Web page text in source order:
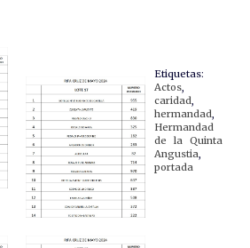
Etiquetas:
Actos,
caridad
hermandad
Hermandad
de la Quinta
Angustia
portada